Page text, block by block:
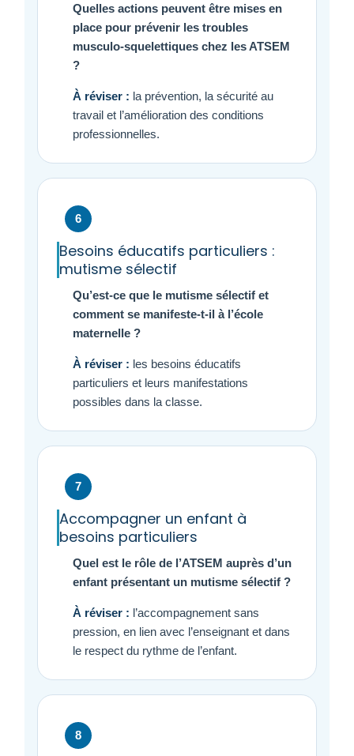
Quelles actions peuvent être mises en
place pour prévenir les troubles
musculo-squelettiques chez les ATSEM
?
À réviser : la prévention, la sécurité au
travail et l’amélioration des conditions
professionnelles.
6
Besoins éducatifs particuliers :
mutisme sélectif
Qu’est-ce que le mutisme sélectif et
comment se manifeste-t-il à l’école
maternelle ?
À réviser : les besoins éducatifs
particuliers et leurs manifestations
possibles dans la classe.
7
Accompagner un enfant à
besoins particuliers
Quel est le rôle de l’ATSEM auprès d’un
enfant présentant un mutisme sélectif ?
À réviser : l’accompagnement sans
pression, en lien avec l’enseignant et dans
le respect du rythme de l’enfant.
8